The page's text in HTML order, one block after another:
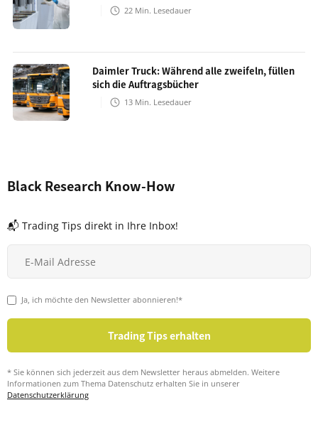
22 Min. Lesedauer
Daimler Truck: Während alle zweifeln, füllen
sich die Auftragsbücher
13 Min. Lesedauer
Black Research Know-How
📬 Trading Tips direkt in Ihre Inbox!
Ja, ich möchte den Newsletter abonnieren!*
* Sie können sich jederzeit aus dem Newsletter heraus abmelden. Weitere
Informationen zum Thema Datenschutz erhalten Sie in unserer
Datenschutzerklärung